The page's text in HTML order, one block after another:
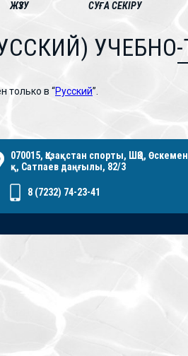
ЖҮЗУ СУҒА СЕКІРУ
только в “Русский”.
070015, Қазақстан спорты, ШҚО, Өскемен
қ, Сатпаев даңғылы, 82/3
8 (7232) 74-23-41